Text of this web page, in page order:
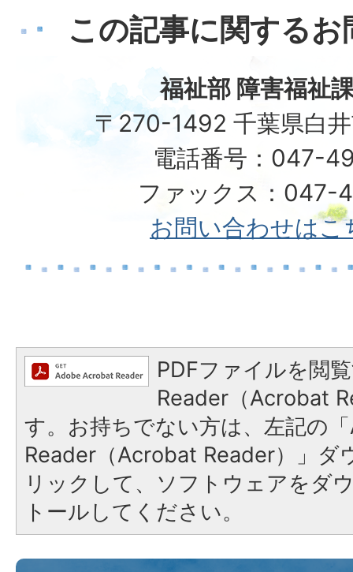
この記事に関する
福祉部 障害福祉
〒270-1492 千葉県白
電話番号：047-
ファックス：047-
お問い合わせはこ
PDFファイルを閲
Reader（Acrobat
す。お持ちでない方は、左記の
Reader（Acrobat Reader）」ダ
リックして、ソフトウェアをダ
トールしてください。